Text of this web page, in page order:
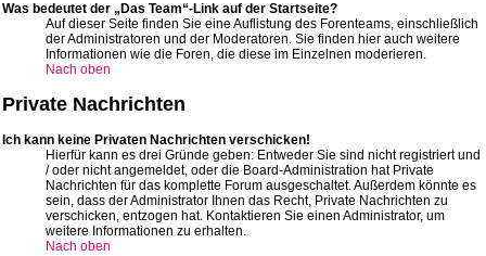
Was bedeutet der „Das Team“-Link auf der Startseite?
Auf dieser Seite finden Sie eine Auflistung des Forenteams, einschließlich
der Administratoren und der Moderatoren. Sie finden hier auch weitere
Informationen wie die Foren, die diese im Einzelnen moderieren.
Nach oben
Private Nachrichten
Ich kann keine Privaten Nachrichten verschicken!
Hierfür kann es drei Gründe geben: Entweder Sie sind nicht registriert und
/ oder nicht angemeldet, oder die Board-Administration hat Private
Nachrichten für das komplette Forum ausgeschaltet. Außerdem könnte es
sein, dass der Administrator Ihnen das Recht, Private Nachrichten zu
verschicken, entzogen hat. Kontaktieren Sie einen Administrator, um
weitere Informationen zu erhalten.
Nach oben